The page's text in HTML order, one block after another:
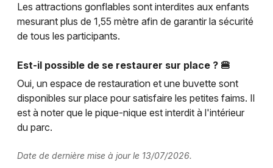
Les attractions gonflables sont interdites aux enfants
mesurant plus de 1,55 mètre afin de garantir la sécurité
de tous les participants.
Est-il possible de se restaurer sur place ? 🍔
Oui, un espace de restauration et une buvette sont
disponibles sur place pour satisfaire les petites faims. Il
est à noter que le pique-nique est interdit à l'intérieur
du parc.
Date de dernière mise à jour le 13/07/2026.